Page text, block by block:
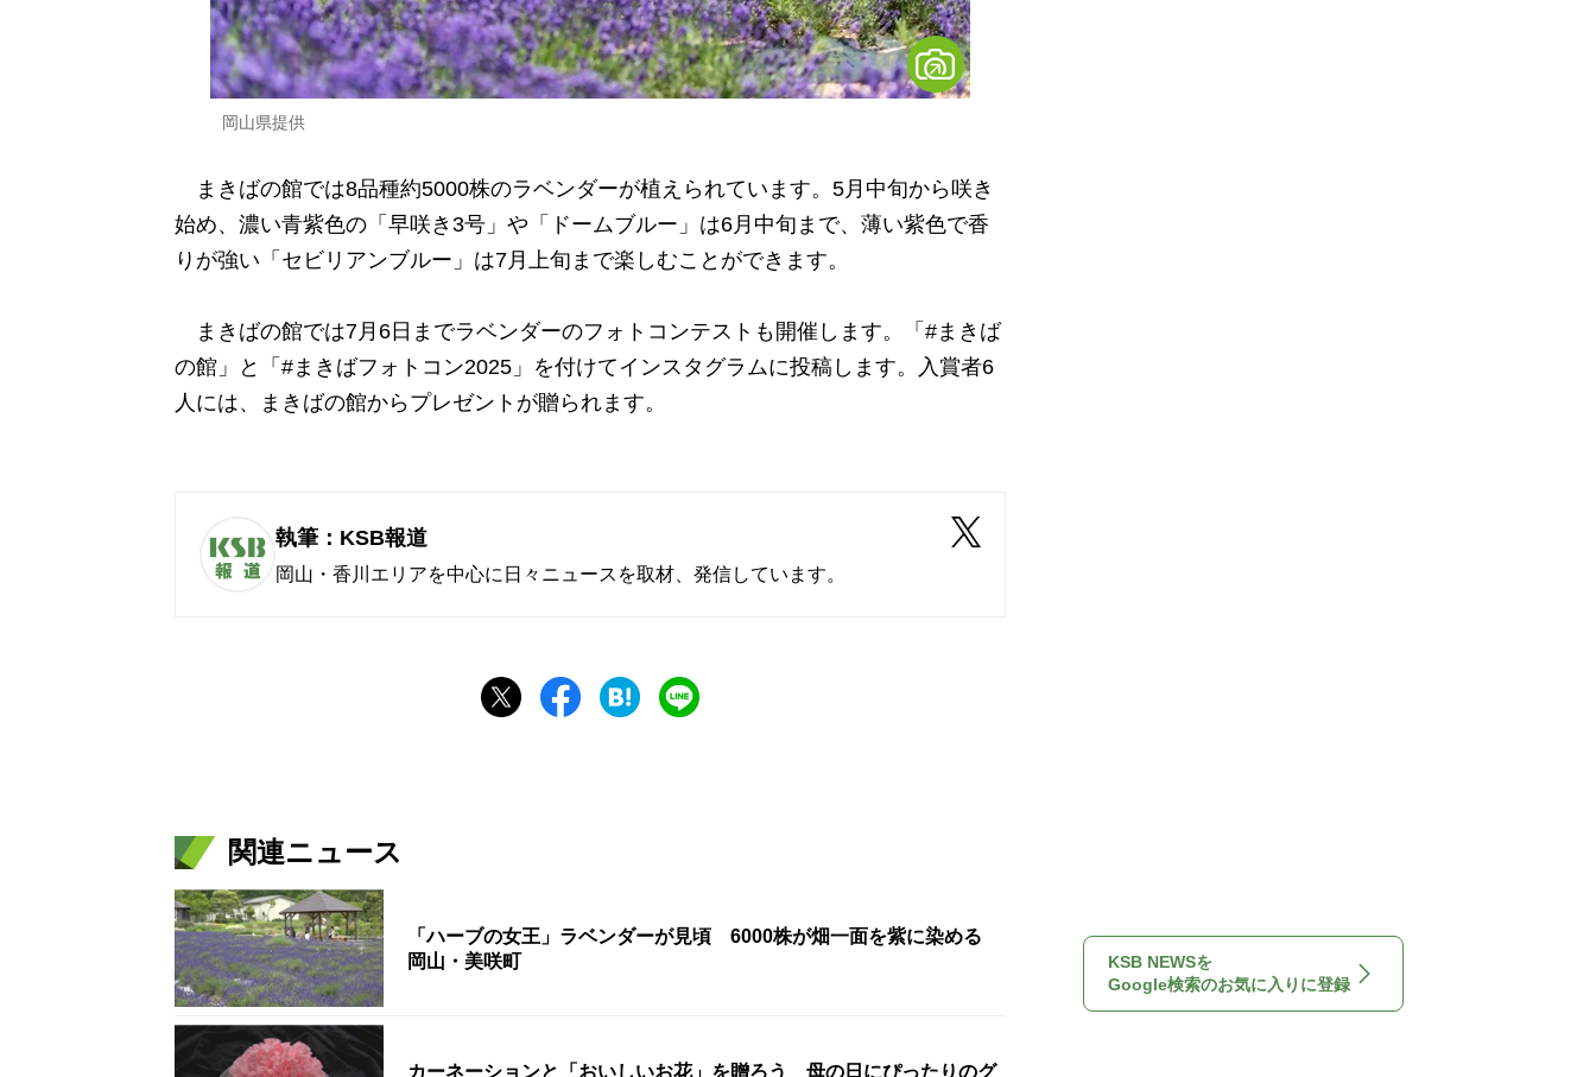
岡山県提供
まきばの館では8品種約5000株のラベンダーが植えられています。5月中旬から咲き
始め、濃い青紫色の「早咲き3号」や「ドームブルー」は6月中旬まで、薄い紫色で香
りが強い「セビリアンブルー」は7月上旬まで楽しむことができます。
まきばの館では7月6日までラベンダーのフォトコンテストも開催します。「#まきば
の館」と「#まきばフォトコン2025」を付けてインスタグラムに投稿します。入賞者6
人には、まきばの館からプレゼントが贈られます。
執筆：KSB報道
岡山・香川エリアを中心に日々ニュースを取材、発信しています。
関連ニュース
「ハーブの女王」ラベンダーが見頃 6000株が畑一面を紫に染める
岡山・美咲町
カーネーションと「おいしいお花」を贈ろう 母の日にぴったりのグ
KSB NEWSを
Google検索のお気に入りに登録